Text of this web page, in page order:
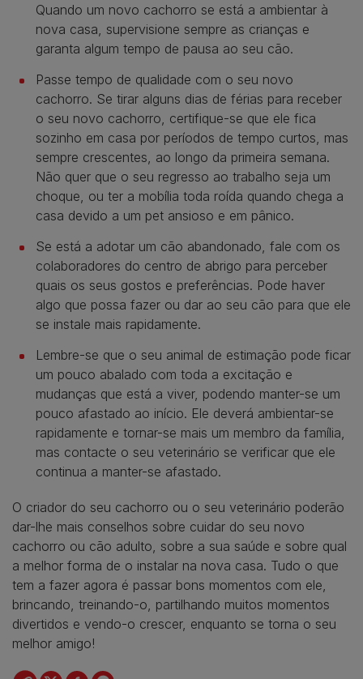
Quando um novo cachorro se está a ambientar à
nova casa, supervisione sempre as crianças e
garanta algum tempo de pausa ao seu cão.
Passe tempo de qualidade com o seu novo
cachorro. Se tirar alguns dias de férias para receber
o seu novo cachorro, certifique-se que ele fica
sozinho em casa por períodos de tempo curtos, mas
sempre crescentes, ao longo da primeira semana.
Não quer que o seu regresso ao trabalho seja um
choque, ou ter a mobília toda roída quando chega a
casa devido a um pet ansioso e em pânico.
Se está a adotar um cão abandonado, fale com os
colaboradores do centro de abrigo para perceber
quais os seus gostos e preferências. Pode haver
algo que possa fazer ou dar ao seu cão para que ele
se instale mais rapidamente.
Lembre-se que o seu animal de estimação pode ficar
um pouco abalado com toda a excitação e
mudanças que está a viver, podendo manter-se um
pouco afastado ao início. Ele deverá ambientar-se
rapidamente e tornar-se mais um membro da família,
mas contacte o seu veterinário se verificar que ele
continua a manter-se afastado.
O criador do seu cachorro ou o seu veterinário poderão
dar-lhe mais conselhos sobre cuidar do seu novo
cachorro ou cão adulto, sobre a sua saúde e sobre qual
a melhor forma de o instalar na nova casa. Tudo o que
tem a fazer agora é passar bons momentos com ele,
brincando, treinando-o, partilhando muitos momentos
divertidos e vendo-o crescer, enquanto se torna o seu
melhor amigo!